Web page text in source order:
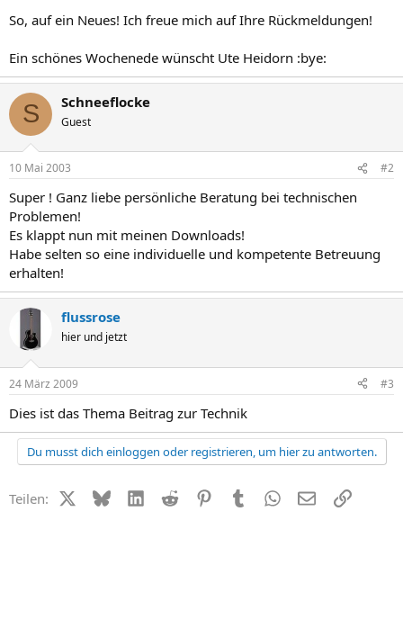
So, auf ein Neues! Ich freue mich auf Ihre Rückmeldungen!
Ein schönes Wochenede wünscht Ute Heidorn :bye:
S Schneeflocke
Guest
10 Mai 2003 #2
Super ! Ganz liebe persönliche Beratung bei technischen
Problemen!
Es klappt nun mit meinen Downloads!
Habe selten so eine individuelle und kompetente Betreuung
erhalten!
flussrose
hier und jetzt
24 März 2009 #3
Dies ist das Thema Beitrag zur Technik
Du musst dich einloggen oder registrieren, um hier zu antworten.
Teilen: X (Twitter)
BlueskyLinkedIn
Reddit PinterestTumblr WhatsApp
E-MailLink